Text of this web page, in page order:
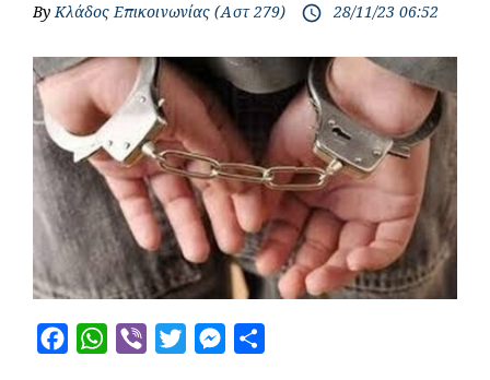
ByΚλάδος Επικοινωνίας (Αστ 279) access_time 28/11/23 06:52
W